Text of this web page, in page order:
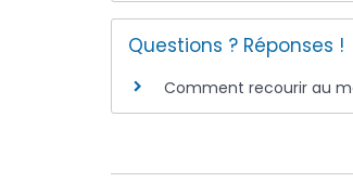
Questions ? Réponses !
Comment recourir au